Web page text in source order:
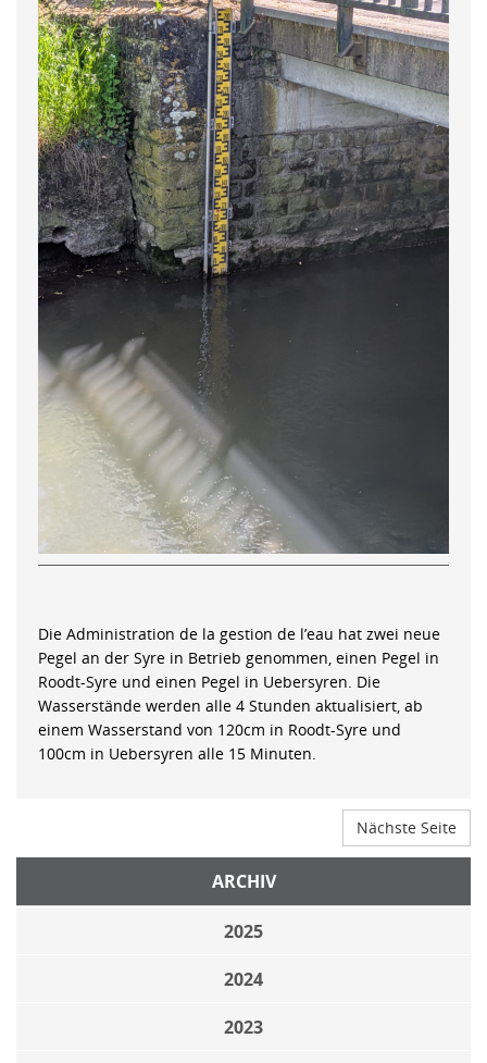
Die Administration de la gestion de l’eau hat zwei neue
Pegel an der Syre in Betrieb genommen, einen Pegel in
Roodt-Syre und einen Pegel in Uebersyren. Die
Wasserstände werden alle 4 Stunden aktualisiert, ab
einem Wasserstand von 120cm in Roodt-Syre und
100cm in Uebersyren alle 15 Minuten.
Nächste Seite
ARCHIV
2025
2024
2023